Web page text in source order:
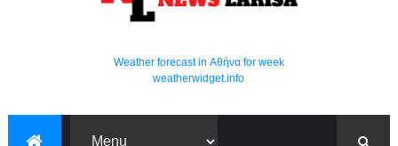
Weather forecast in Αθήνα for week
weatherwidget.info